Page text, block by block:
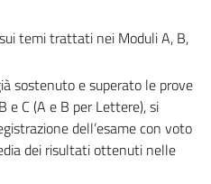
temi trattati nei Moduli A, B,
sostenuto e superato le prove
e C (A e B per Lettere), si
dell’esame con voto
dei risultati ottenuti nelle